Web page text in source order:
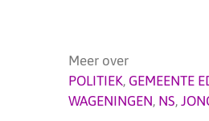
Meer over
POLITIEK, GEMEENTE
WAGENINGEN, NS,